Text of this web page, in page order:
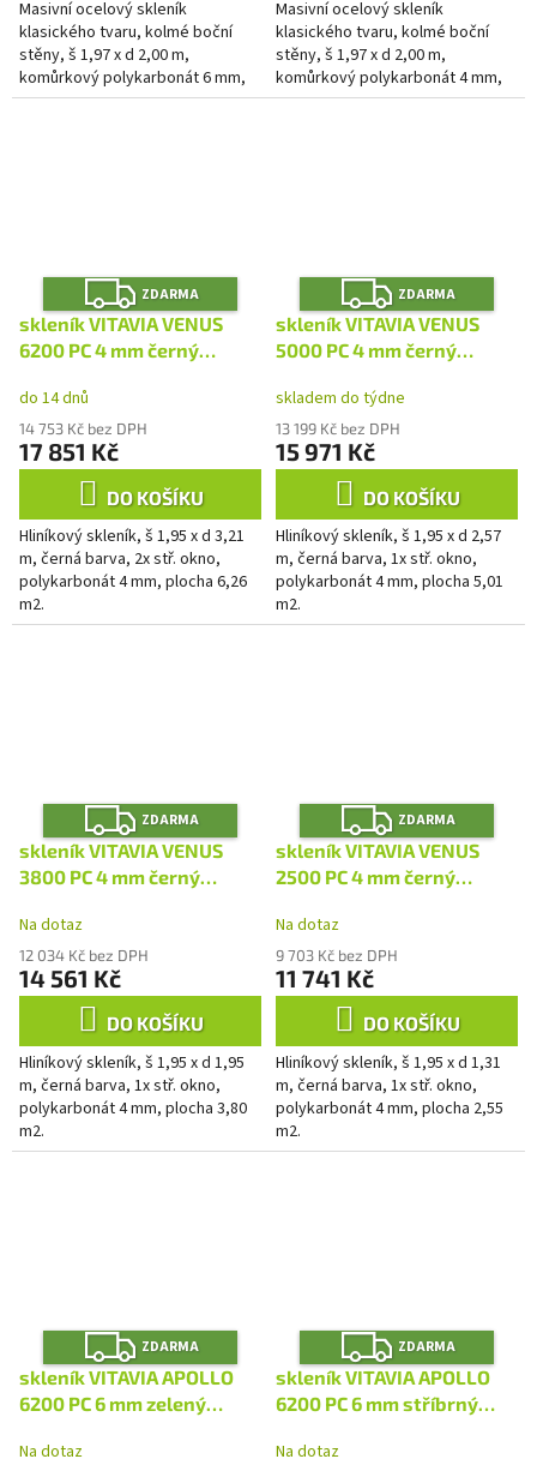
Masivní ocelový skleník
klasického tvaru, kolmé boční
stěny, š 1,97 x d 2,00 m,
komůrkový polykarbonát 6 mm,
1x střešní okno, plocha 3,94 m2.
Masivní ocelový skleník
klasického tvaru, kolmé boční
stěny, š 1,97 x d 2,00 m,
komůrkový polykarbonát 4 mm,
1x střešní okno, plocha 3,94 m2.
Z
D
A
R
M
ZDARMA
skleník VITAVIA VENUS
6200 PC 4 mm černý
do 14 dnů
14 753 Kč bez DPH
17 851 Kč
DO KOŠÍKU
Hliníkový skleník, š 1,95 x d 3,21
m, černá barva, 2x stř. okno,
polykarbonát 4 mm, plocha 6,26
m2.
Z
D
A
R
M
ZDARMA
skleník VITAVIA VENUS
5000 PC 4 mm černý
skladem do týdne
13 199 Kč bez DPH
15 971 Kč
DO KOŠÍKU
Hliníkový skleník, š 1,95 x d 2,57
m, černá barva, 1x stř. okno,
polykarbonát 4 mm, plocha 5,01
m2.
Z
D
A
R
M
ZDARMA
skleník VITAVIA VENUS
3800 PC 4 mm černý
Na dotaz
12 034 Kč bez DPH
14 561 Kč
DO KOŠÍKU
Hliníkový skleník, š 1,95 x d 1,95
m, černá barva, 1x stř. okno,
polykarbonát 4 mm, plocha 3,80
m2.
Z
D
A
R
M
ZDARMA
skleník VITAVIA VENUS
2500 PC 4 mm černý
Na dotaz
9 703 Kč bez DPH
11 741 Kč
DO KOŠÍKU
Hliníkový skleník, š 1,95 x d 1,31
m, černá barva, 1x stř. okno,
polykarbonát 4 mm, plocha 2,55
m2.
Z
D
A
R
M
ZDARMA
skleník VITAVIA APOLLO
6200 PC 6 mm zelený
Na dotaz
Z
D
A
R
M
ZDARMA
skleník VITAVIA APOLLO
6200 PC 6 mm stříbrný
Na dotaz